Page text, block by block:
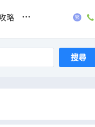
略 ...
搜尋